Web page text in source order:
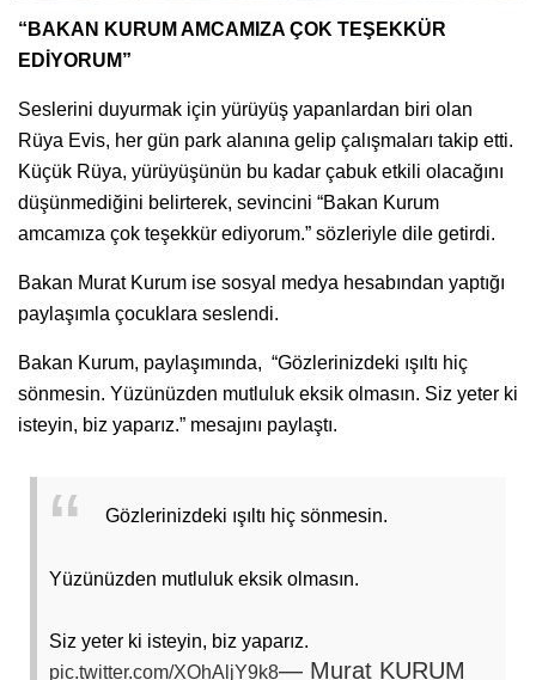
“BAKAN KURUM AMCAMIZA ÇOK TEŞEKKÜR
EDİYORUM”
Seslerini duyurmak için yürüyüş yapanlardan biri olan
Rüya Evis, her gün park alanına gelip çalışmaları takip etti.
Küçük Rüya, yürüyüşünün bu kadar çabuk etkili olacağını
düşünmediğini belirterek, sevincini “Bakan Kurum
amcamıza çok teşekkür ediyorum.” sözleriyle dile getirdi.
Bakan Murat Kurum ise sosyal medya hesabından yaptığı
paylaşımla çocuklara seslendi.
Bakan Kurum, paylaşımında, “Gözlerinizdeki ışıltı hiç
sönmesin. Yüzünüzden mutluluk eksik olmasın. Siz yeter ki
isteyin, biz yaparız.” mesajını paylaştı.
Gözlerinizdeki ışıltı hiç sönmesin.
Yüzünüzden mutluluk eksik olmasın.
Siz yeter ki isteyin, biz yaparız.
pic.twitter.com/XOhAljY9k8— Murat KURUM